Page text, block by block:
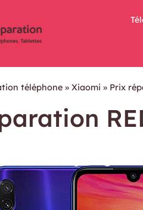
téléphone » Xiaomi » Prix